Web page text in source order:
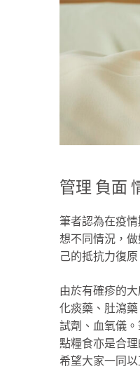
管理 負面
筆者認為在疫
想不同情況，
己的抵抗力復
由於有確疹的
化痰藥、肚瀉
試劑、血氧儀
點糧食亦是合
希望大家一同